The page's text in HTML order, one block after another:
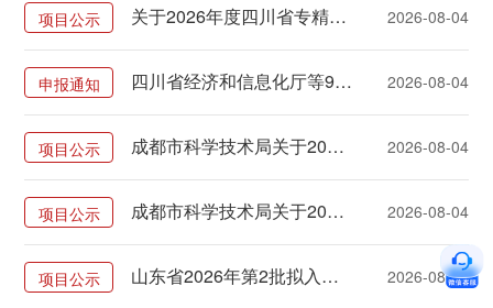
项目公示 关于2026年度四川省专精特新中小企业复核企业名单的公告 2026-08-04
申报通知 四川省经济和信息化厅等9部门关于组织2026年创新药械融合应用试点申报的通知 2026-08-04
项目公示 成都市科学技术局关于2026年第三批市级科技计划项目验收评价结论的公告（成科项管发〔2026〕22号） 2026-08-04
项目公示 成都市科学技术局关于2026年第八批科技计划项目拟立项项目的公示 2026-08-04
项目公示 山东省2026年第2批拟入库科技型中小企业名单公示 2026-08-04